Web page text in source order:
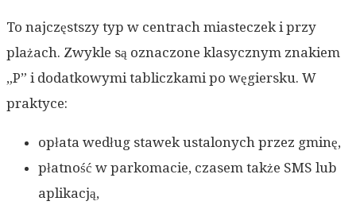
To najczęstszy typ w centrach miasteczek i przy
plażach. Zwykle są oznaczone klasycznym znakiem
„P” i dodatkowymi tabliczkami po węgiersku. W
praktyce:
opłata według stawek ustalonych przez gminę,
płatność w parkomacie, czasem także SMS lub
aplikacją,